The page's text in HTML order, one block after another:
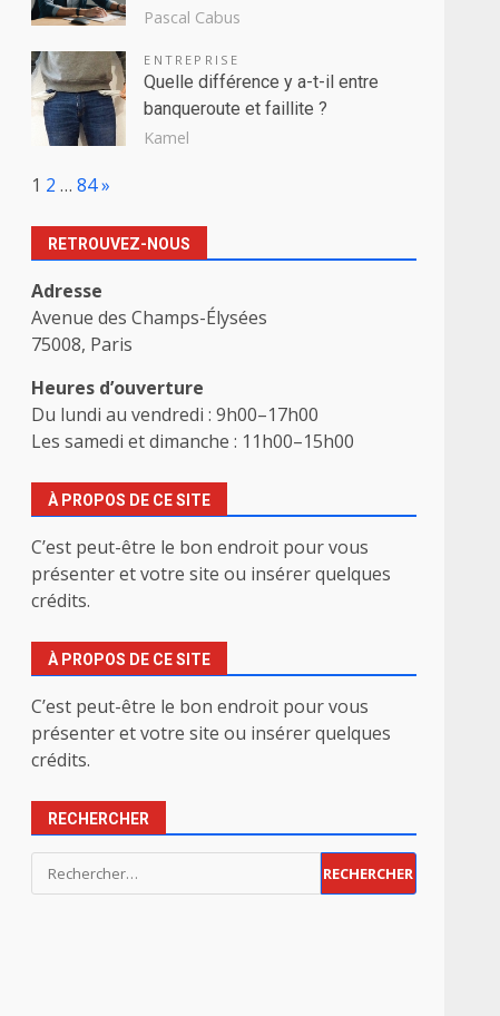
Pascal Cabus
ENTREPRISE
Quelle différence y a-t-il entre
banqueroute et faillite ?
Kamel
Page:
1 2 … 84Next
»
RETROUVEZ-NOUS
Adresse
Avenue des Champs-Élysées
75008, Paris
Heures d’ouverture
Du lundi au vendredi : 9h00–17h00
Les samedi et dimanche : 11h00–15h00
À PROPOS DE CE SITE
C’est peut-être le bon endroit pour vous
présenter et votre site ou insérer quelques
crédits.
À PROPOS DE CE SITE
C’est peut-être le bon endroit pour vous
présenter et votre site ou insérer quelques
crédits.
RECHERCHER
Rechercher :